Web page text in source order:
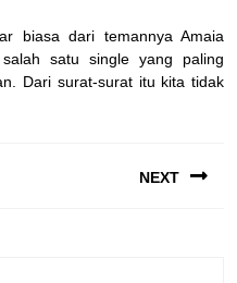
biasa dari temannya Amaia
satu single yang paling
Dari surat-surat itu kita tidak
NEXT